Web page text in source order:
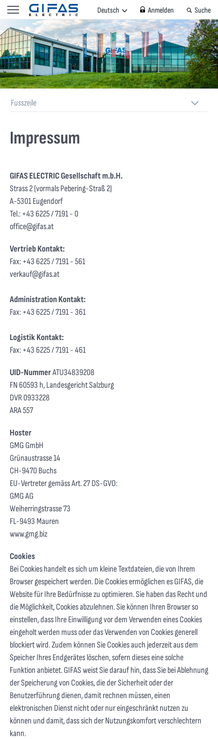
Deutsch Anmelden Suche
Fusszeile
Impressum
GIFAS ELECTRIC Gesellschaft m.b.H.
Strass 2(vormals Pebering-Straß 2)
A-5301 Eugendorf
Tel.: +43 6225 / 7191 - 0
office@gifas.at
Vertrieb Kontakt:
Fax: +43 6225 / 7191 - 561
verkauf@gifas.at
Administration Kontakt:
Fax: +43 6225 / 7191 - 361
Logistik Kontakt:
Fax: +43 6225 / 7191 - 461
UID-NummerATU34839208
FN 60593 h, Landesgericht Salzburg
DVR 0933228
ARA 557
Hoster
GMG GmbH
Grünaustrasse 14
CH-9470 Buchs
EU-Vertreter gemäss Art. 27 DS-GVO:
GMG AG
Weiherringstrasse 73
FL-9493 Mauren
www.gmg.biz
Cookies
Bei Cookies handelt es sich um kleine Textdateien, die von Ihrem
Browser gespeichert werden. Die Cookies ermöglichen es GIFAS, die
Website für Ihre Bedürfnisse zu optimieren. Sie haben das Recht und
die Möglichkeit, Cookies abzulehnen. Sie können Ihren Browser so
einstellen, dass Ihre Einwilligung vor dem Verwenden eines Cookies
eingeholt werden muss oder das Verwenden von Cookies generell
blockiert wird. Zudem können Sie Cookies auch jederzeit aus dem
Speicher Ihres Endgerätes löschen, sofern dieses eine solche
Funktion anbietet. GIFAS weist Sie darauf hin, dass Sie bei Ablehnung
der Speicherung von Cookies, die der Sicherheit oder der
Benutzerführung dienen, damit rechnen müssen, einen
elektronischen Dienst nicht oder nur eingeschränkt nutzen zu
können und damit, dass sich der Nutzungskomfort verschlechtern
kann.